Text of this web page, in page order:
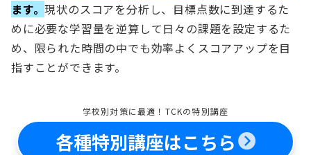
ます。現状のスコアを分析し、目標点数に到達するた
めに必要な学習量を逆算して日々の課題を設定するた
め、限られた時間の中でも効率よくスコアアップを目
指すことができます。
学校別対策に最適！TCKの特別講座
各種特別講座はこちら